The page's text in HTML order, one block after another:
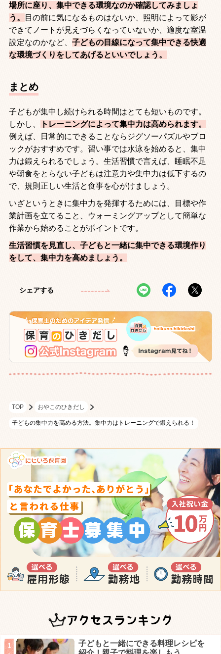
場所に座り、集中できる環境なのか確認してみましょ
う。
目の前に気になるものはないか、照明によって影が
できてノートが見えづらくなっていないか、適度な室温
設定なのかなど、 子どもの目線になって集中できる快適
な環境づくりをしてあげるといいでしょう。
まとめ
子どもが集中し続けられる時間はとても短いものです。
しかし、
トレーニングによって集中力は高められます。
例えば、日常的にできることならジグソーパズルやブロ
ックがおすすめです。習い事では水泳を始めると、集中
力は鍛えられるでしょう。生活習慣で言えば、睡眠不足
や朝食をとらない子どもは注意力や集中力は低下するの
で、規則正しい生活と食事を心がけましょう。
いざというときに集中力を発揮するためには、目標や作
業計画を立てること、ウォーミングアップとして簡単な
作業から始めることがポイントです。
生活習慣を見直し、子どもと一緒に集中できる環境作り
をして、集中力を高めましょう。
シェアする
TOP おやこのひきだし
子どもの集中力を高める方法。集中力はトレーニングで鍛えられる！
アクセスランキング
子どもと一緒にできる料理レシピを